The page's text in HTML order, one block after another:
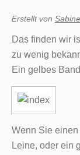
Erstellt von
Das finden wir
zu wenig
Ein gelbes
Wenn Sie
Leine, oder ein